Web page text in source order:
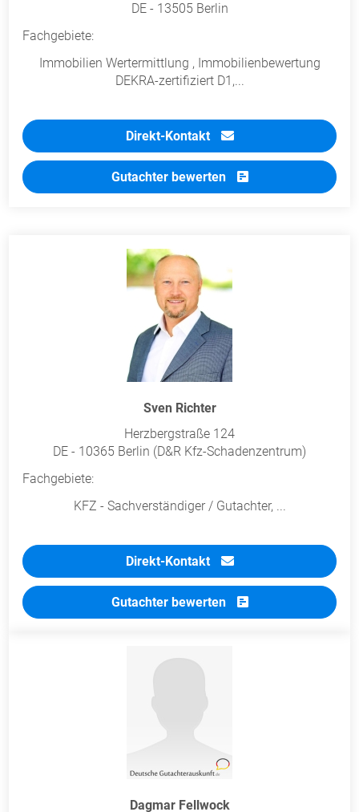
DE - 13505 Berlin
Fachgebiete:
Immobilien Wertermittlung , Immobilienbewertung
DEKRA-zertifiziert D1,...
Direkt-Kontakt
Gutachter bewerten
Sven Richter
Herzbergstraße 124
DE - 10365 Berlin (D&R Kfz-Schadenzentrum)
Fachgebiete:
KFZ - Sachverständiger / Gutachter, ...
Direkt-Kontakt
Gutachter bewerten
Dagmar Fellwock